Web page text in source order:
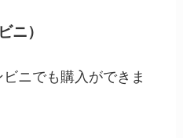
ニ）
ニでも購入ができま